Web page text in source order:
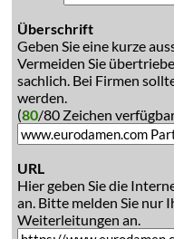
Überschrift
Geben Sie eine kurze
Vermeiden Sie
sachlich. Bei Firmen
werden.
(80/80 Zeichen
URL
Hier geben Sie die
an. Bitte melden Sie nur
Weiterleitungen an.